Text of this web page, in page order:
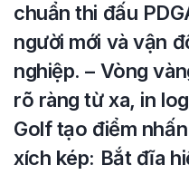
chuẩn thi đấu
người mới và vận
nghiệp. – Vòng
rõ ràng từ xa, in
Golf tạo điểm
xích kép: Bắt đĩa